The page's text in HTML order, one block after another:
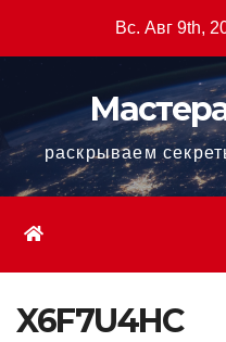
Вс. Авг 9th,
раскрываем
X6F7U4HC